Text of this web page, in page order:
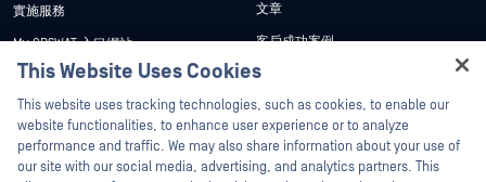
實施服務
My OPSWAT 入口網站
技術檔案
訓練
漏洞通報計畫
合作夥伴
文章
客戶成功案例
新聞稿
新聞報導
網路研討會
This Website Uses Cookies
This website uses tracking technologies, such as cookies, to enable our
website functionalities, to enhance user experience or to analyze
performance and traffic. We may also share information about your use of
our site with our social media, advertising, and analytics partners. This
Hey there!
I'm Ozzy, your OPSWAT virtual assistant.
How can I help you secure what's critical
today?